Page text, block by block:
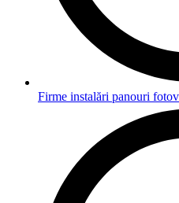
Firme instalări panouri